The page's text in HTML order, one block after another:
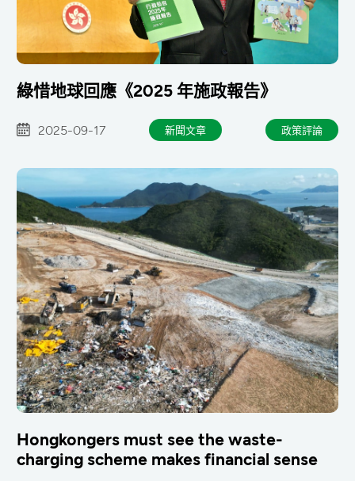
綠惜地球回應《2025 年施政報告》
2025-09-17 新聞文章 政策評論
Hongkongers must see the waste-
charging scheme makes financial sense